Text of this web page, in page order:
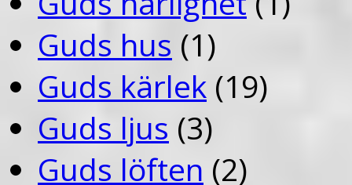
Guds hus (1)
Guds kärlek (19)
Guds ljus (3)
Guds löften (2)